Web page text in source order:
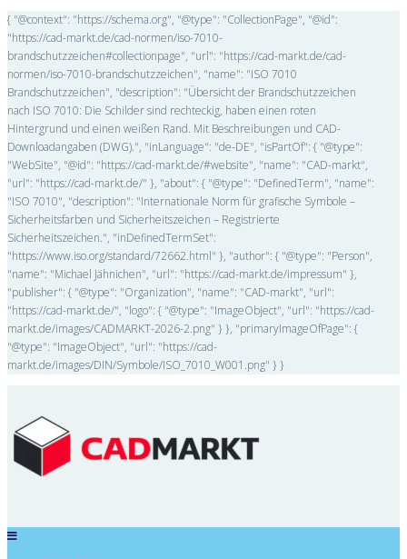
{ "@context": "https://schema.org", "@type": "CollectionPage", "@id":
"https://cad-markt.de/cad-normen/iso-7010-
brandschutzzeichen#collectionpage", "url": "https://cad-markt.de/cad-
normen/iso-7010-brandschutzzeichen", "name": "ISO 7010
Brandschutzzeichen", "description": "Übersicht der Brandschutzzeichen
nach ISO 7010: Die Schilder sind rechteckig, haben einen roten
Hintergrund und einen weißen Rand. Mit Beschreibungen und CAD-
Downloadangaben (DWG).", "inLanguage": "de-DE", "isPartOf": { "@type":
"WebSite", "@id": "https://cad-markt.de/#website", "name": "CAD-markt",
"url": "https://cad-markt.de/" }, "about": { "@type": "DefinedTerm", "name":
"ISO 7010", "description": "Internationale Norm für grafische Symbole –
Sicherheitsfarben und Sicherheitszeichen – Registrierte
Sicherheitszeichen.", "inDefinedTermSet":
"https://www.iso.org/standard/72662.html" }, "author": { "@type": "Person",
"name": "Michael Jähnichen", "url": "https://cad-markt.de/impressum" },
"publisher": { "@type": "Organization", "name": "CAD-markt", "url":
"https://cad-markt.de/", "logo": { "@type": "ImageObject", "url": "https://cad-
markt.de/images/CADMARKT-2026-2.png" } }, "primaryImageOfPage": {
"@type": "ImageObject", "url": "https://cad-
markt.de/images/DIN/Symbole/ISO_7010_W001.png" } }